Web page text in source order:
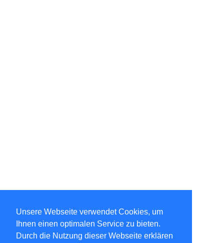
Unsere Webseite verwendet Cookies, um
Ihnen einen optimalen Service zu bieten.
Durch die Nutzung dieser Webseite erklären